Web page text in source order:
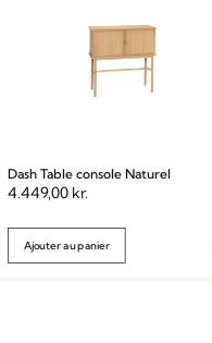
Dash Table console Naturel
4.449,00 kr.
Ajouter au panier